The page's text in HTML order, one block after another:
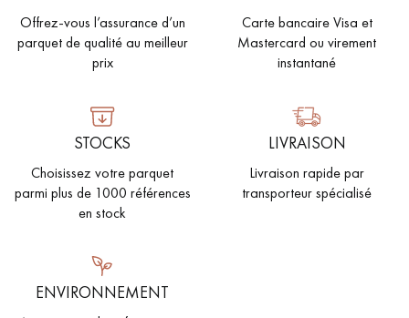
PARQUET HUILÉ PARQUET EN BOIS BRUT
PARQUET LAMES LARGES XXL PARQUET EN CHÊNE
ACCESSOIRES PARQUET
D'INTÉRIEUR
Nos conseillers sont disponibles au
022 310 07 84
Offrez-vous l’assurance d’un
parquet de qualité au meilleur
prix
Carte bancaire Visa et
Mastercard ou virement
instantané
STOCKS
Choisissez votre parquet
parmi plus de 1000 références
en stock
LIVRAISON
Livraison rapide par
transporteur spécialisé
ENVIRONNEMENT